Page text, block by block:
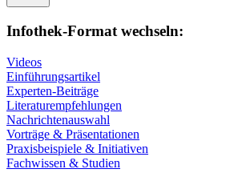
Infothek-Format wechseln:
Videos
Einführungsartikel
Experten-Beiträge
Literaturempfehlungen
Nachrichtenauswahl
Vorträge & Präsentationen
Praxisbeispiele & Initiativen
Fachwissen & Studien